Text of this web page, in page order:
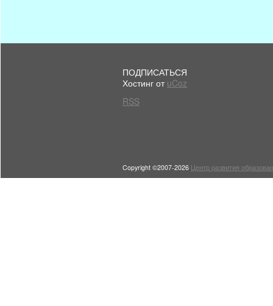
ПОДПИСАТЬСЯ
Хостинг от uCoz
RSS
Copyright ©2007-2026 Центр развития